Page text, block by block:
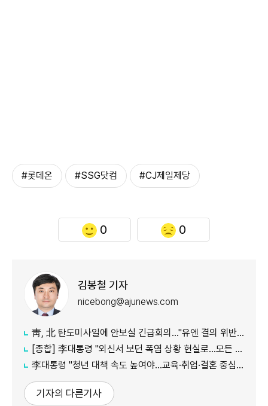
#롯데온 #SSG닷컴 #CJ제일제당
0 0
김봉철 기자
nicebong@ajunews.com
靑, 北 탄도미사일에 안보실 긴급회의…"유엔 결의 위반, 즉각 중단 촉구"
[종합] 李대통령 "외신서 보던 폭염 상황 현실로…모든 행정력 총동원하라"
李대통령 "청년 대책 속도 높여야…교육·취업·결혼 중심 정책 재편"
기자의 다른기사